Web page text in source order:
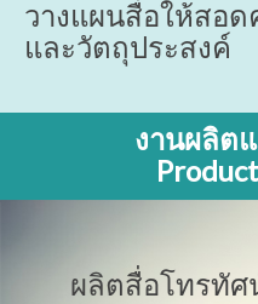
วางแผนสื่อให้สอ
และวัตถุประสงค์
งานผลิต
ผลิตสื่อโทรทัศ